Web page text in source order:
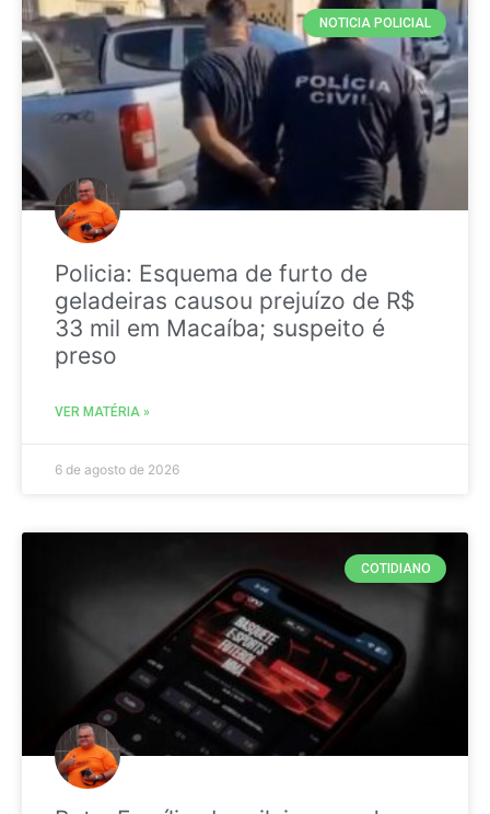
NOTICIA POLICIAL
Policia: Esquema de furto de
geladeiras causou prejuízo de R$
33 mil em Macaíba; suspeito é
preso
VER MATÉRIA »
6 de agosto de 2026
COTIDIANO